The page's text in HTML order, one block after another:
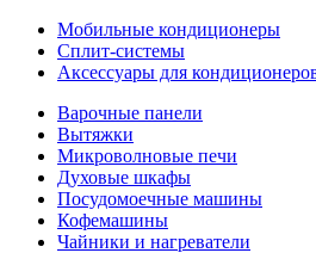
Мобильные кондиционеры
Сплит-системы
Аксессуары для
Варочные панели
Вытяжки
Микроволновые печи
Духовые шкафы
Посудомоечные машины
Кофемашины
Чайники и нагреватели